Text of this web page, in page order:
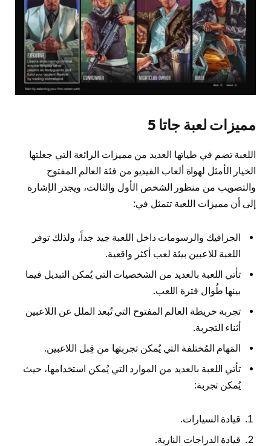
مميزات لعبة جاتا 5
اللعبة تضم في طياتها العديد من مميزات الرائعة التي جعلتها
الخيار الأمثل لهواة ألعاب الفيديو من فئة العالم المفتوح
والتصويب من منظور الشخص الأول والثالث، ويجدر الإشارة
إلى أن مميزات اللعبة تتمثل في:
الجرافيك والرسومات داخل اللعبة جيد جداً، ولذلك توفر
اللعبة للاعبين بيئة لعب أكثر واقعية.
تأتي اللعبة بالعديد من الشخصيات التي يُمكن التبديل فيما
بينها طُوال فترة اللعب.
تجربة خريطة العالم المفتوح التي تُبعد الملل عن اللاعبين
أثناء التجربة.
المَهام المُختلفة التي يُمكن تجربتها من قِبل اللاعبين.
تأتي اللعبة بالعديد من الموارد التي يُمكن استخدامها، حيث
يُمكن تجربة:
قيادة السيارات.
قيادة الدراجات النارية.